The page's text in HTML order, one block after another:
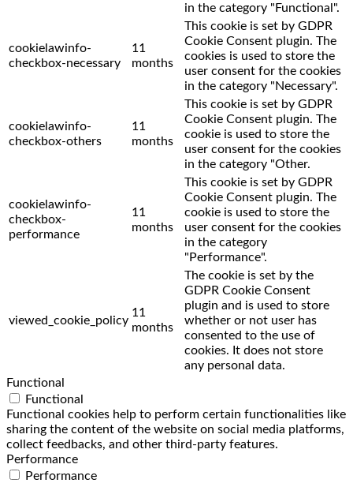
in the category "Functional".
cookielawinfo-
checkbox-necessary
11
months
This cookie is set by GDPR
Cookie Consent plugin. The
cookies is used to store the
user consent for the cookies
in the category "Necessary".
cookielawinfo-
checkbox-others
11
months
This cookie is set by GDPR
Cookie Consent plugin. The
cookie is used to store the
user consent for the cookies
in the category "Other.
cookielawinfo-
checkbox-
performance
11
months
This cookie is set by GDPR
Cookie Consent plugin. The
cookie is used to store the
user consent for the cookies
in the category
"Performance".
viewed_cookie_policy
11
months
The cookie is set by the
GDPR Cookie Consent
plugin and is used to store
whether or not user has
consented to the use of
cookies. It does not store
any personal data.
Functional
Functional
Functional cookies help to perform certain functionalities like
sharing the content of the website on social media platforms,
collect feedbacks, and other third-party features.
Performance
Performance